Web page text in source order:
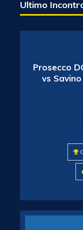
Ultimo
Prosecco
vs